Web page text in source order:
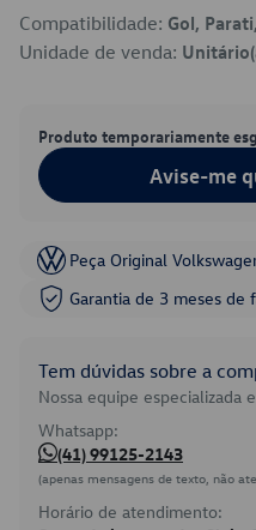
Compatibilidade: Gol,
Unidade de venda:
Produto temporariamente
Avise-me
Peça Original
Garantia de 3 meses de
Tem dúvidas sobre a
Nossa equipe especializada
Whatsapp:
(41) 99125-2143
(apenas mensagens de texto, não
Horário de atendimento: